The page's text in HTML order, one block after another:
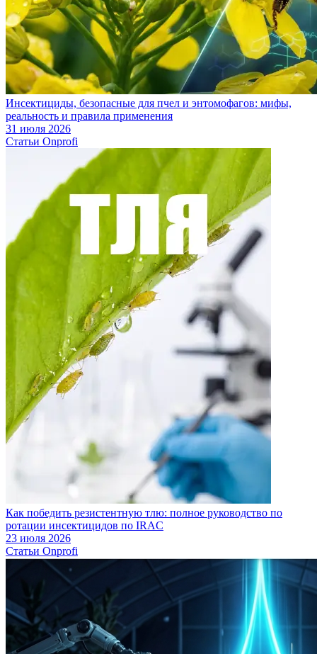
Инсектициды, безопасные для пчел и энтомофагов: мифы,
реальность и правила применения
31 июля 2026
Статьи Onprofi
Как победить резистентную тлю: полное руководство по
ротации инсектицидов по IRAC
23 июля 2026
Статьи Onprofi